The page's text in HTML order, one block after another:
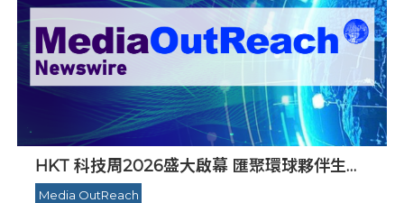
HKT 科技周2026盛大啟幕 匯聚環球夥伴生態
圈 共築香港 AI 創新樞紐新里程
Media OutReach